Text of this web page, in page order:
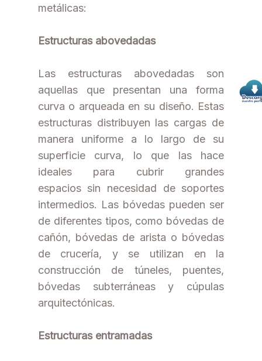
metálicas:
Estructuras abovedadas
Las estructuras abovedadas son
aquellas que presentan una forma
curva o arqueada en su diseño. Estas
estructuras distribuyen las cargas de
manera uniforme a lo largo de su
superficie curva, lo que las hace
ideales para cubrir grandes
espacios sin necesidad de soportes
intermedios. Las bóvedas pueden ser
de diferentes tipos, como bóvedas de
cañón, bóvedas de arista o bóvedas
de crucería, y se utilizan en la
construcción de túneles, puentes,
bóvedas subterráneas y cúpulas
arquitectónicas.
Estructuras entramadas